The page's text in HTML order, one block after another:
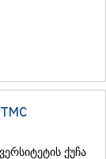
ქუჩა